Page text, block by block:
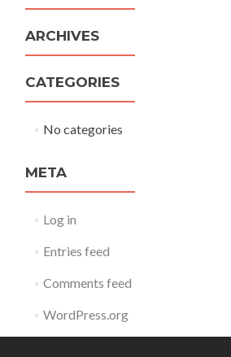
ARCHIVES
CATEGORIES
No categories
META
Log in
Entries feed
Comments feed
WordPress.org